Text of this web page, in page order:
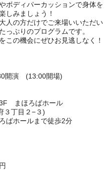
ボディパーカッションで身体を
しみましょう！
人の方だけでご来場いいただい
っぷりのプログラムです。
この機会にぜひお見逃しなく！
開演 (13:00開場)
まほろばホール
丁目２−３)
ばホールまで徒歩2分